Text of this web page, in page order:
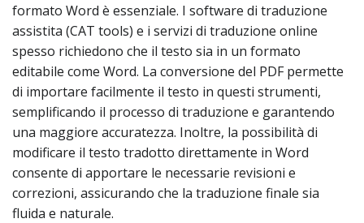
formato Word è essenziale. I software di traduzione
assistita (CAT tools) e i servizi di traduzione online
spesso richiedono che il testo sia in un formato
editabile come Word. La conversione del PDF permette
di importare facilmente il testo in questi strumenti,
semplificando il processo di traduzione e garantendo
una maggiore accuratezza. Inoltre, la possibilità di
modificare il testo tradotto direttamente in Word
consente di apportare le necessarie revisioni e
correzioni, assicurando che la traduzione finale sia
fluida e naturale.